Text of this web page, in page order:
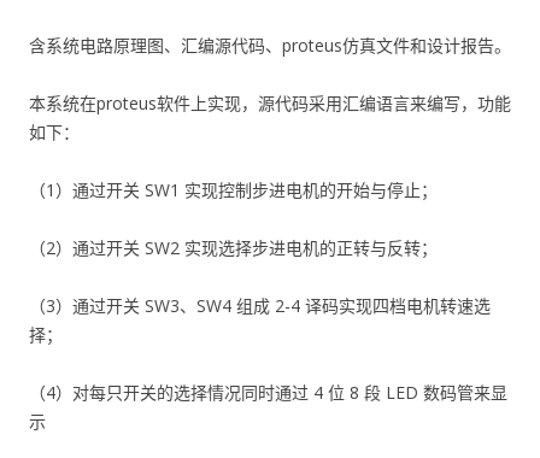
含系统电路原理图、汇编源代码、proteus仿真文件和设计报告。
本系统在proteus软件上实现，源代码采用汇编语言来编写，功能
如下：
（1）通过开关 SW1 实现控制步进电机的开始与停止；
（2）通过开关 SW2 实现选择步进电机的正转与反转；
（3）通过开关 SW3、SW4 组成 2-4 译码实现四档电机转速选
择；
（4）对每只开关的选择情况同时通过 4 位 8 段 LED 数码管来显
示